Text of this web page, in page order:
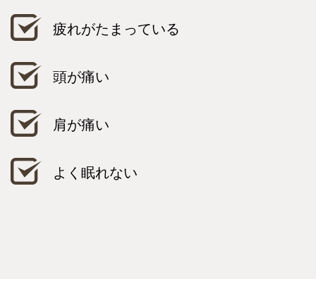
疲れがたまっている
頭が痛い
肩が痛い
よく眠れない